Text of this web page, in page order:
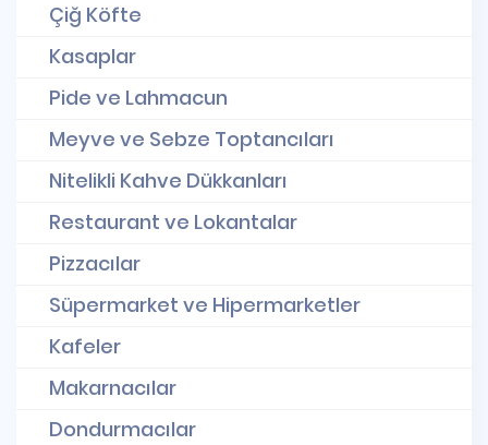
Çiğ Köfte
Kasaplar
Pide ve Lahmacun
Meyve ve Sebze Toptancıları
Nitelikli Kahve Dükkanları
Restaurant ve Lokantalar
Pizzacılar
Süpermarket ve Hipermarketler
Kafeler
Makarnacılar
Dondurmacılar